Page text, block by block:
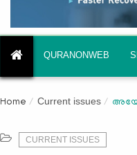
QURANONWEB
Home Current issues
CURRENT ISSUES